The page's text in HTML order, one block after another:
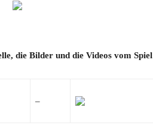
die Bilder und die Videos vom Spiel
–